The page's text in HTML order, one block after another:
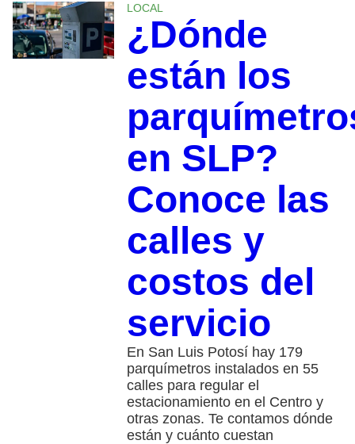
LOCAL
¿Dónde
están los
en SLP?
Conoce las
calles y
costos del
servicio
En San Luis Potosí hay 179
parquímetros instalados en 55
calles para regular el
estacionamiento en el Centro y
otras zonas. Te contamos dónde
están y cuánto cuestan